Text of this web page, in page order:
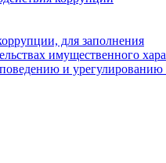
для заполнения
имущественного
и урегулированию